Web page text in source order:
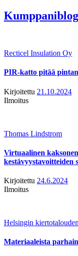
Recticel Insulation Oy
PIR-katto pitää
Kirjoitettu 21.10.2024
Ilmoitus
Thomas Lindstrom
Virtuaalinen
kestävyystavoitteiden
Kirjoitettu 24.6.2024
Ilmoitus
Helsingin
Materiaaleista